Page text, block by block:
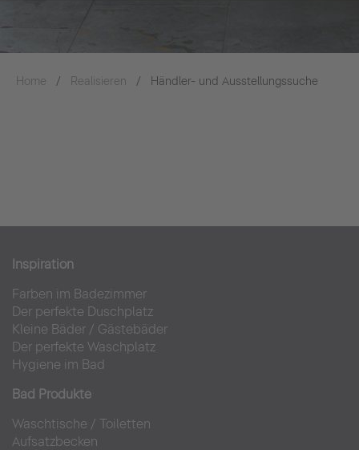
Home Realisieren Händler- und Ausstellungssuche
Inspiration
Farben im Badezimmer
Der perfekte Duschplatz
Kleine Bäder / Gästebäder
Der perfekte Waschplatz
Hygiene im Bad
Bad Produkte
Waschtische / Toiletten
Aufsatzbecken